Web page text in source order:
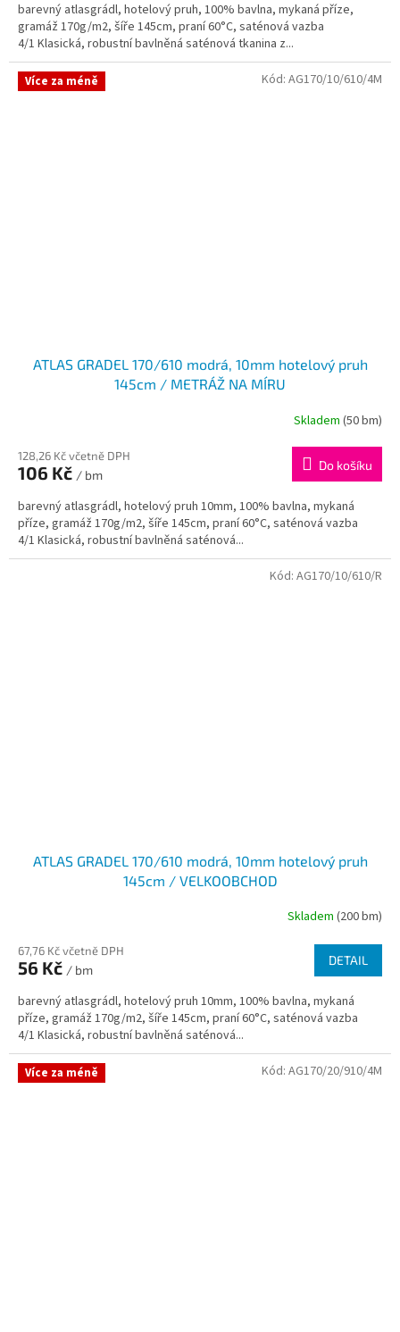
barevný atlasgrádl, hotelový pruh, 100% bavlna, mykaná příze,
gramáž 170g/m2, šíře 145cm, praní 60°C, saténová vazba
4/1 Klasická, robustní bavlněná saténová tkanina z...
Více za méně
ATLAS GRADEL 170/610 modrá, 10mm hotelový pruh
145cm / METRÁŽ NA MÍRU
Skladem (50 bm)
128,26 Kč včetně DPH
106 Kč / bm
Do košíku
barevný atlasgrádl, hotelový pruh 10mm, 100% bavlna, mykaná
příze, gramáž 170g/m2, šíře 145cm, praní 60°C, saténová vazba
4/1 Klasická, robustní bavlněná saténová...
Kód: AG170/10/610/4M
ATLAS GRADEL 170/610 modrá, 10mm hotelový pruh
145cm / VELKOOBCHOD
Skladem (200 bm)
67,76 Kč včetně DPH
56 Kč / bm
DETAIL
barevný atlasgrádl, hotelový pruh 10mm, 100% bavlna, mykaná
příze, gramáž 170g/m2, šíře 145cm, praní 60°C, saténová vazba
4/1 Klasická, robustní bavlněná saténová...
Kód: AG170/10/610/R
Více za méně Kód: AG170/20/910/4M